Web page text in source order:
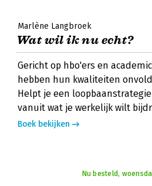
Marlène Langbroek
Wat wil ik nu echt?
Gericht op hbo'ers en
hebben hun kwaliteiten
Helpt je een
vanuit wat je werkelijk wilt
Boek bekijken
Nu besteld,